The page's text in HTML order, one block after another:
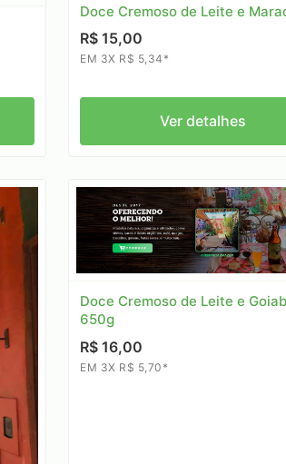
Doce Cremoso de Leite e
R$ 15,00
EM 3X R$ 5,34*
Ver detalhes
Doce Cremoso de Leite e
650g
R$ 16,00
EM 3X R$ 5,70*